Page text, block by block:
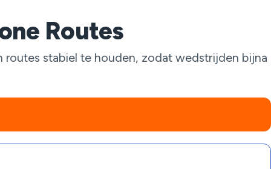
Routes
stabiel te houden, zodat wedstrijden bijna